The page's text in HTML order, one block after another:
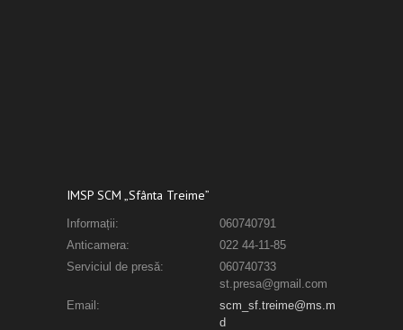
IMSP SCM „Sfânta Treime”
Informații:
060740791
Anticamera:
022 44-11-85
Serviciul de presă:
060740733
st.presa@gmail.com
Email:
scm_sf.treime@ms.m
d